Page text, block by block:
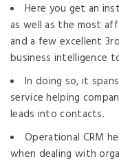
Here you get an
as well as the most
and a few excellent
business intelligence
In doing so, it
service helping
leads into contacts.
Operational CRM
when dealing with